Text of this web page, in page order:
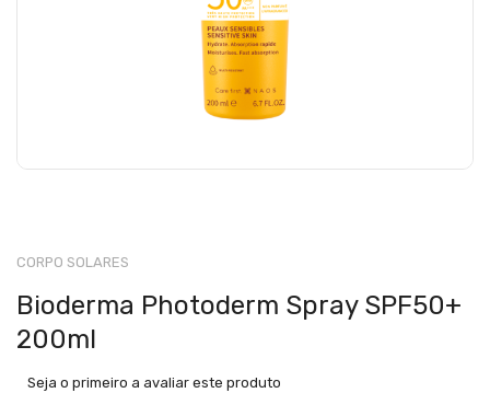
CORPO SOLARES
Bioderma Photoderm Spray SPF50+
200ml
Seja o primeiro a avaliar este produto